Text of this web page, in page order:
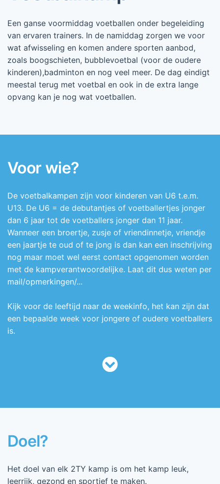
Een ganse voormiddag voetballen onder begeleiding
van ervaren trainers. In de namiddag zorgen we voor
wat afwisseling en komen andere sporten aanbod,
zoals boogschieten, bubblevoetbal (voor de oudere
kinderen),badminton en nog veel meer. De dag eindigt
meestal terug met voetbal en ook in de extra lange
opvang kan je nog wat voetballen.
Voor wie?
De voetbalkampen zijn voor kinderen van U6 t.e.m.
U13. De U6 = de debutantjes of voetballertjes jonger
dan 6 jaar tot de voetballers jonger dan 11 jaar.
Wanneer een broertje, zusje of vriendinnetje, vriendje
een jaartje te oud of te jong is dan kan een inschrijving
nog maar moet wel eerst contact opgenomen worden
met de kampverantwoordelijke. Laat dit dus weten per
mail/opmerkingen/...
Kijk voor de leeftijd naar de weekinfo, het kan zijn dat
een bepaalde week voor jongere of oudere voetballers
is.
Doel?
Het doel van elk 2TY kamp is om het kamp leuk,
leerrijk, gezond en sportief te maken.